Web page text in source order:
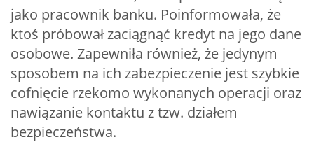
jako pracownik banku. Poinformowała, że
ktoś próbował zaciągnąć kredyt na jego dane
osobowe. Zapewniła również, że jedynym
sposobem na ich zabezpieczenie jest szybkie
cofnięcie rzekomo wykonanych operacji oraz
nawiązanie kontaktu z tzw. działem
bezpieczeństwa.